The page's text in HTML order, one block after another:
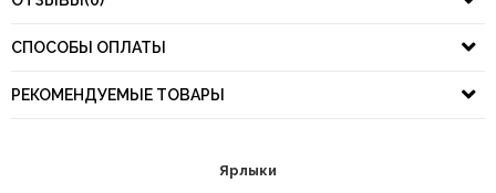
СПОСОБЫ ОПЛАТЫ
РЕКОМЕНДУЕМЫЕ ТОВАРЫ
Ярлыки